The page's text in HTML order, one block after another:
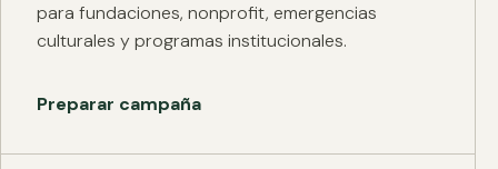
para fundaciones, nonprofit, emergencias
culturales y programas institucionales.
Preparar campaña